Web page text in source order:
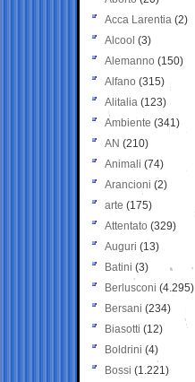
Acca Larentia (2)
Alcool (3)
Alemanno (150)
Alfano (315)
Alitalia (123)
Ambiente (341)
AN (210)
Animali (74)
Arancioni (2)
arte (175)
Attentato (329)
Auguri (13)
Batini (3)
Berlusconi (4.295)
Bersani (234)
Biasotti (12)
Boldrini (4)
Bossi (1.221)